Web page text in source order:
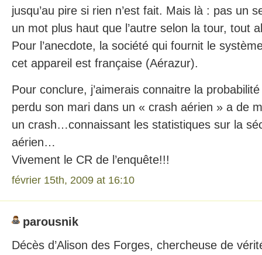
jusqu’au pire si rien n’est fait. Mais là : pas un
un mot plus haut que l’autre selon la tour, tout
Pour l’anecdote, la société qui fournit le
cet appareil est française (Aérazur).
Pour conclure, j’aimerais connaitre la
perdu son mari dans un « crash aérien » a de
un crash…connaissant les statistiques sur la
aérien…
Vivement le CR de l’enquête!!!
février 15th, 2009 at 16:10
parousnik
Décès d’Alison des Forges, chercheuse de